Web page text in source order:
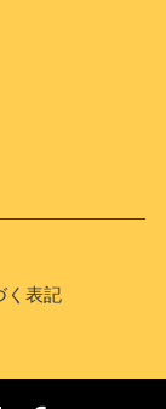
く表記